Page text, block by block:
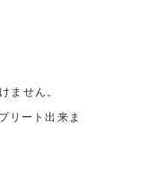
ません。
リート出来ま